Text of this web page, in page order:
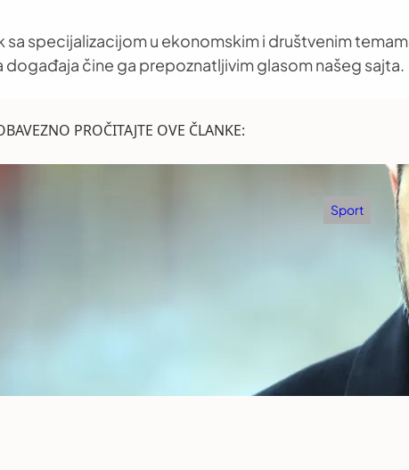
sa specijalizacijom u ekonomskim i društvenim
čine ga prepoznatljivim glasom našeg sajta.
PROČITAJTE OVE ČLANKE:
Sport
Partizan
avgust 6, 2026